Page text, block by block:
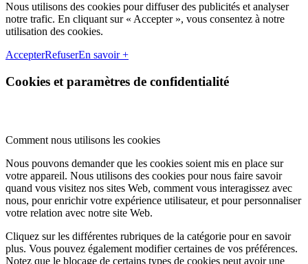
Nous utilisons des cookies pour diffuser des publicités et analyser
notre trafic. En cliquant sur « Accepter », vous consentez à notre
utilisation des cookies.
AccepterRefuserEn savoir +
Cookies et paramètres de confidentialité
Comment nous utilisons les cookies
Nous pouvons demander que les cookies soient mis en place sur
votre appareil. Nous utilisons des cookies pour nous faire savoir
quand vous visitez nos sites Web, comment vous interagissez avec
nous, pour enrichir votre expérience utilisateur, et pour personnaliser
votre relation avec notre site Web.
Cliquez sur les différentes rubriques de la catégorie pour en savoir
plus. Vous pouvez également modifier certaines de vos préférences.
Notez que le blocage de certains types de cookies peut avoir une